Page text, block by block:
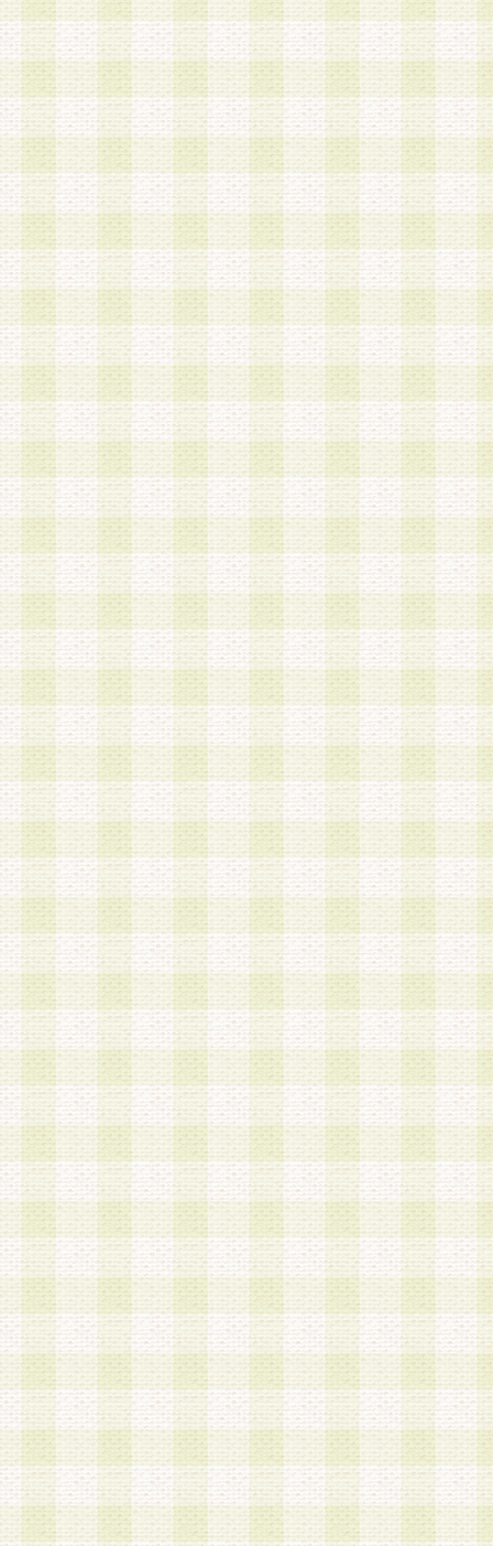
a.既に登録されている会員と同一のメールアドレ
録する場合
b.本サービスと同様のサービスを提供している企
業に従事していると思われる本人またはその家族
場合
c.その他当社が不適切と判断する場合
2.当社は、会員登録希望者を会員として承認する
した 場合、会員登録希望者による会員登録手続
による承認後の場合であっても、会員登録の取り
の抹消を、当社が適切と判 断する方法・手段に
とができるものとします。
3.会員登録希望者が18歳未満、成年被後見人、被
人 である場合は、親権者などの法定代理人の同
録を行うものとします。なお、義務教育学齢に該
者については、登録時に 当社が別途定める方法
権者による承認手続きを行うものとします。
第3条 会員の登録方法
1.会員登録手続きは、会員登録希望者本人が行う
る登録は一切認められないものとします。
2.会員登録希望者は、本規約に同意の後、当社指
画 面」において、当社が指定する必要事項を入
を行うものとします。当社は、会員登録を承認し
会員として本サービスを 受けるためのログイン
を付与します。
3.会員は、会員登録の際に申告する登録情報の全
いかなる虚偽の申告をも行ってはならないものと
4.会員は、複数のログインＩＤおよびパスワード
いものとします。
第4条 ログインIDおよびパスワードの管理
1.会員は、会員登録後、本サイト内にて本サービ
加する際には、前条に基づき当社から付与された
スワードを使用するものとします。
2.登録の際に当社が付与したログインIDおよびパ
の使用に関しては、全て会員本人がその責任を負
3.会員は、当社から付与されたログインIDおよび
貸与、名義変更、売買その他形態を問わず第三者
ならないものとします。
4.当社は、会員によるログインIDおよびパスワー
盗用など第三者の利用に伴う損害の発生について
き事由の有無、その他原因の如何を問わず、一切
のとします。
第5条 会員の登録情報
1.当社は、会員の登録情報に含まれる氏名・住所
アドレス等会員個人を識別できる情報を当社が別
シーポリシー
」に基づき適切に取り扱うものとし
は、当該個人情報を以下の各号に定める目的に利
す。なお、これら事項以外の目的で個人情報を利
かじめ会員の同意を得たうえで利用するものとし